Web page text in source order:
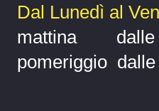
Dal Lunedì al
mattina dalle
pomeriggio